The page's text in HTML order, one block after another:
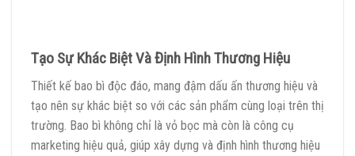
Tạo Sự Khác Biệt Và Định Hình Thương Hiệu
Thiết kế bao bì độc đáo, mang đậm dấu ấn thương hiệu và
tạo nên sự khác biệt so với các sản phẩm cùng loại trên thị
trường. Bao bì không chỉ là vỏ bọc mà còn là công cụ
marketing hiệu quả, giúp xây dựng và định hình thương hiệu